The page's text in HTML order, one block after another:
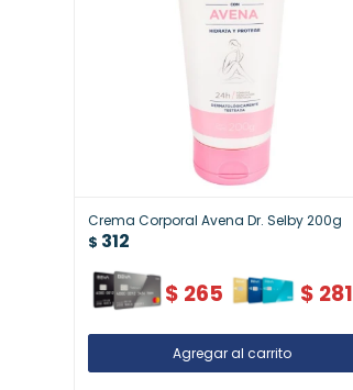
Crema Corporal Avena Dr. Selby 200g
$ 312
$ 265 $ 281